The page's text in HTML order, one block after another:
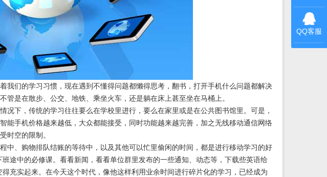
们的学习习惯，现在遇到不懂得问题都懒得思考，翻书，打开手机什么问题都解决
是在散步、公交、地铁、乘坐火车，还是躺在床上甚至坐在马桶上。
下，传统的学习往往要么在学校里进行，要么在家里或是在公共图书馆里。可是，
能手机价格越来越低，大众都能接受，同时功能越来越完善，加之无线移动通信网络
时空的限制。
、购物排队结账的等待中，以及其他可以忙里偷闲的时间，都是进行移动学习的好
途中的必修课。看看新闻，看看单位群里发布的一些通知、动态等，下载些英语给
充实起来。在今天这个时代，像他这样利用业余时间进行碎片化的学习，已经成为
QQ客服